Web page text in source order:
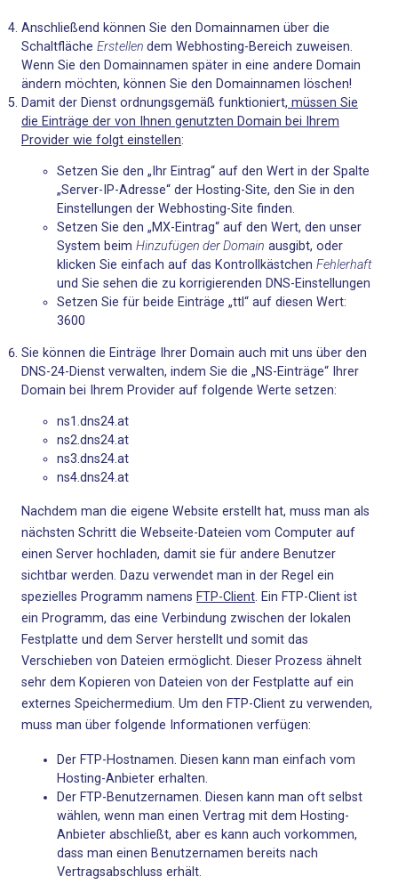
Anschließend können Sie den Domainnamen über die
Schaltfläche Erstellen dem Webhosting-Bereich zuweisen.
Wenn Sie den Domainnamen später in eine andere Domain
ändern möchten, können Sie den Domainnamen löschen!
Damit der Dienst ordnungsgemäß funktioniert, müssen Sie
die Einträge der von Ihnen genutzten Domain bei Ihrem
Provider wie folgt einstellen:
Setzen Sie den „Ihr Eintrag“ auf den Wert in der Spalte
„Server-IP-Adresse“ der Hosting-Site, den Sie in den
Einstellungen der Webhosting-Site finden.
Setzen Sie den „MX-Eintrag“ auf den Wert, den unser
System beim Hinzufügen der Domain ausgibt, oder
klicken Sie einfach auf das Kontrollkästchen Fehlerhaft
und Sie sehen die zu korrigierenden DNS-Einstellungen
Setzen Sie für beide Einträge „ttl“ auf diesen Wert:
3600
Sie können die Einträge Ihrer Domain auch mit uns über den
DNS-24-Dienst verwalten, indem Sie die „NS-Einträge“ Ihrer
Domain bei Ihrem Provider auf folgende Werte setzen:
ns1.dns24.at
ns2.dns24.at
ns3.dns24.at
ns4.dns24.at
Nachdem man die eigene Website erstellt hat, muss man als
nächsten Schritt die Webseite-Dateien vom Computer auf
einen Server hochladen, damit sie für andere Benutzer
sichtbar werden. Dazu verwendet man in der Regel ein
spezielles Programm namens FTP-Client. Ein FTP-Client ist
ein Programm, das eine Verbindung zwischen der lokalen
Festplatte und dem Server herstellt und somit das
Verschieben von Dateien ermöglicht. Dieser Prozess ähnelt
sehr dem Kopieren von Dateien von der Festplatte auf ein
externes Speichermedium. Um den FTP-Client zu verwenden,
muss man über folgende Informationen verfügen:
Der FTP-Hostnamen. Diesen kann man einfach vom
Hosting-Anbieter erhalten.
Der FTP-Benutzernamen. Diesen kann man oft selbst
wählen, wenn man einen Vertrag mit dem Hosting-
Anbieter abschließt, aber es kann auch vorkommen,
dass man einen Benutzernamen bereits nach
Vertragsabschluss erhält.